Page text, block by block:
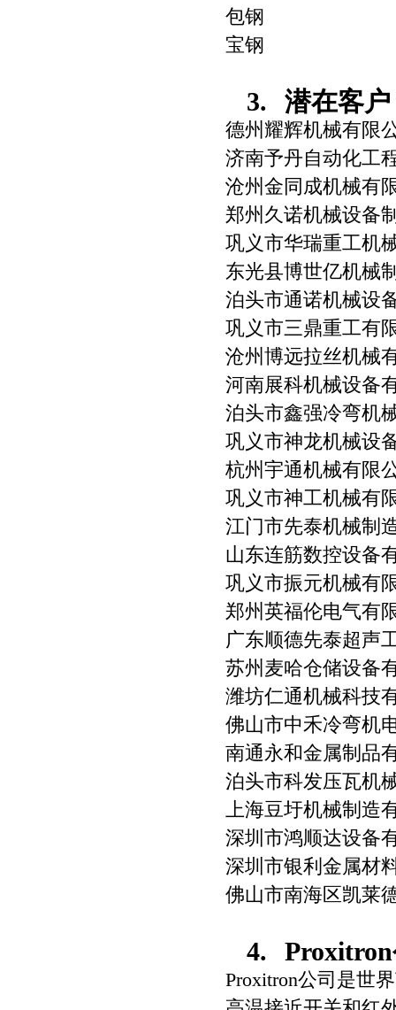
包钢
宝钢
3. 潜在客户
德州耀辉机械有限
济南予丹自动化工
沧州金同成机械有
郑州久诺机械设备
巩义市华瑞重工机
东光县博世亿机械
泊头市通诺机械设
巩义市三鼎重工有
沧州博远拉丝机械
河南展科机械设备
泊头市鑫强冷弯机
巩义市神龙机械设
杭州宇通机械有限
巩义市神工机械有
江门市先泰机械制
山东连筋数控设备
巩义市振元机械有
郑州英福伦电气有
广东顺德先泰超声
苏州麦哈仓储设备
潍坊仁通机械科技
佛山市中禾冷弯机
南通永和金属制品
泊头市科发压瓦机
上海豆圩机械制造
深圳市鸿顺达设备
深圳市银利金属材
佛山市南海区凯莱
4. Proxitron
Proxitron公司是世